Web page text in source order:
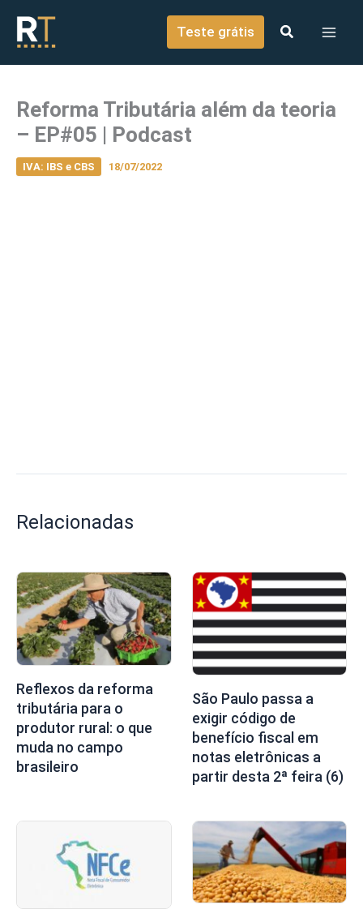
conteúdo
Teste grátis
Reforma Tributária além da teoria
– EP#05 | Podcast
IVA: IBS e CBS 18/07/2022
Relacionadas
Reflexos da reforma
tributária para o
produtor rural: o que
muda no campo
brasileiro
São Paulo passa a
exigir código de
benefício fiscal em
notas eletrônicas a
partir desta 2ª feira (6)